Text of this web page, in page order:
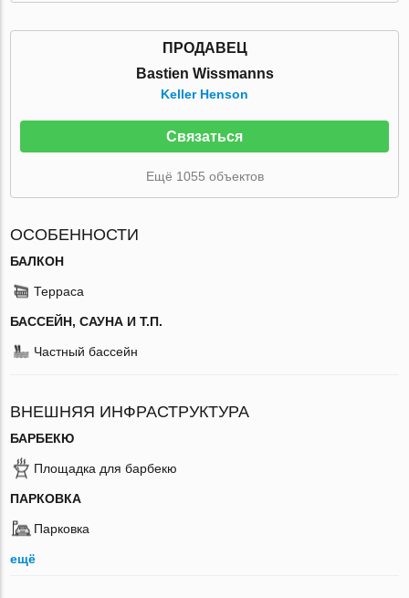
ПРОДАВЕЦ
Bastien Wissmanns
Keller Henson
Связаться
Ещё 1055 объектов
ОСОБЕННОСТИ
БАЛКОН
Терраса
БАССЕЙН, САУНА И Т.П.
Частный бассейн
ВНЕШНЯЯ ИНФРАСТРУКТУРА
БАРБЕКЮ
Площадка для барбекю
ПАРКОВКА
Парковка
ещё